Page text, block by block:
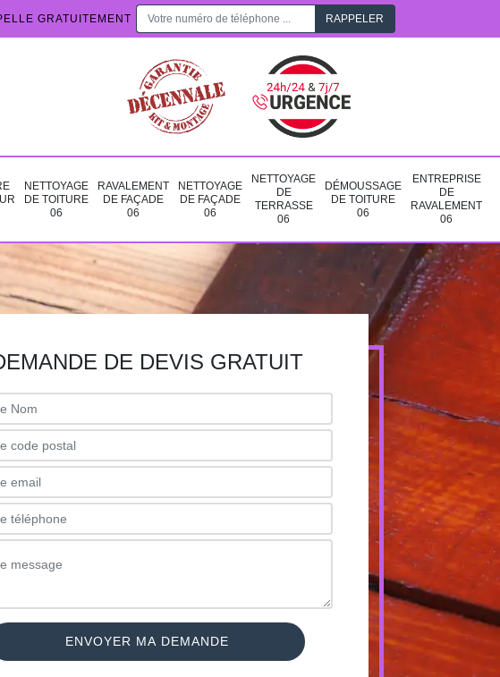
GRATUITEMENT
NETTOYAGE
DE TOITURE
06
RAVALEMENT
DE FAÇADE
06
NETTOYAGE
DE FAÇADE
06
NETTOYAGE
DE
TERRASSE
06
DÉMOUSSAGE
DE TOITURE
06
ENTREPRISE
DE
RAVALEMENT
06
DE DEVIS GRATUIT